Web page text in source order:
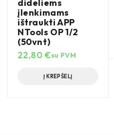
dideliems
įlenkimams
ištraukti APP
NTools OP 1/2
(50vnt)
22,80€su PVM
Į KREPŠELĮ